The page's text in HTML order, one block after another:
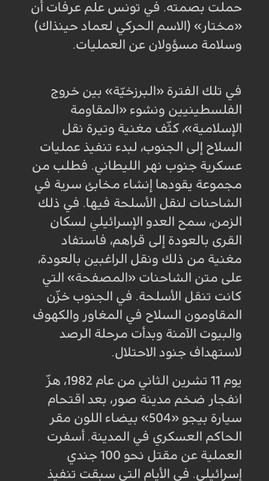
حملت بصمته. في تونس علم عرفات أن
«مختار» (الاسم الحركي لعماد حينذاك)
وسلامة مسؤولان عن العمليات.
في تلك الفترة «البرزخيّة» بين خروج
الفلسطينيين ونشوء «المقاومة
الإسلامية»، كثّف مغنية وتيرة نقل
السلاح إلى الجنوب، لبدء تنفيذ عمليات
عسكرية جنوب نهر الليطاني. فطلب من
مجموعة يقودها إنشاء مخابئ سرية في
الشاحنات لنقل الأسلحة فيها. في ذلك
الزمن، سمح العدو الإسرائيلي لسكان
القرى بالعودة إلى قراهم، فاستفاد
مغنية من ذلك ونقل الراغبين بالعودة،
على متن الشاحنات «المصفحة» التي
كانت تنقل الأسلحة. في الجنوب خزّن
المقاومون السلاح في المغاور والكهوف
والبيوت الآمنة وبدأت مرحلة الرصد
لاستهداف جنود الاحتلال.
يوم 11 تشرين الثاني من عام 1982، هزّ
انفجار ضخم مدينة صور، بعد اقتحام
سيارة بيجو «504» بيضاء اللون مقر
الحاكم العسكري في المدينة. أسفرت
العملية عن مقتل نحو 100 جندي
إسرائيلي. في الأيام التي سبقت تنفيذ